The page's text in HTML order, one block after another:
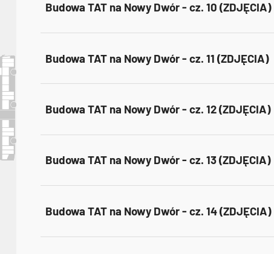
Budowa TAT na Nowy Dwór - cz. 10 (ZDJĘCIA)
Budowa TAT na Nowy Dwór - cz. 11 (ZDJĘCIA)
Budowa TAT na Nowy Dwór - cz. 12 (ZDJĘCIA)
Budowa TAT na Nowy Dwór - cz. 13 (ZDJĘCIA)
Budowa TAT na Nowy Dwór - cz. 14 (ZDJĘCIA)